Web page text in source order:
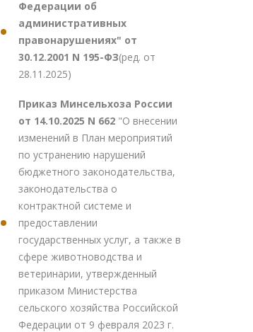
Федерации об
административных
правонарушениях" от
30.12.2001 N 195-ФЗ(ред. от
28.11.2025)
Приказ Минсельхоза России
от 14.10.2025 N 662 "О внесении
изменений в План мероприятий
по устранению нарушений
бюджетного законодательства,
законодательства о
контрактной системе и
предоставлении
государственных услуг, а также в
сфере животноводства и
ветеринарии, утвержденный
приказом Министерства
сельского хозяйства Российской
Федерации от 9 февраля 2023 г.